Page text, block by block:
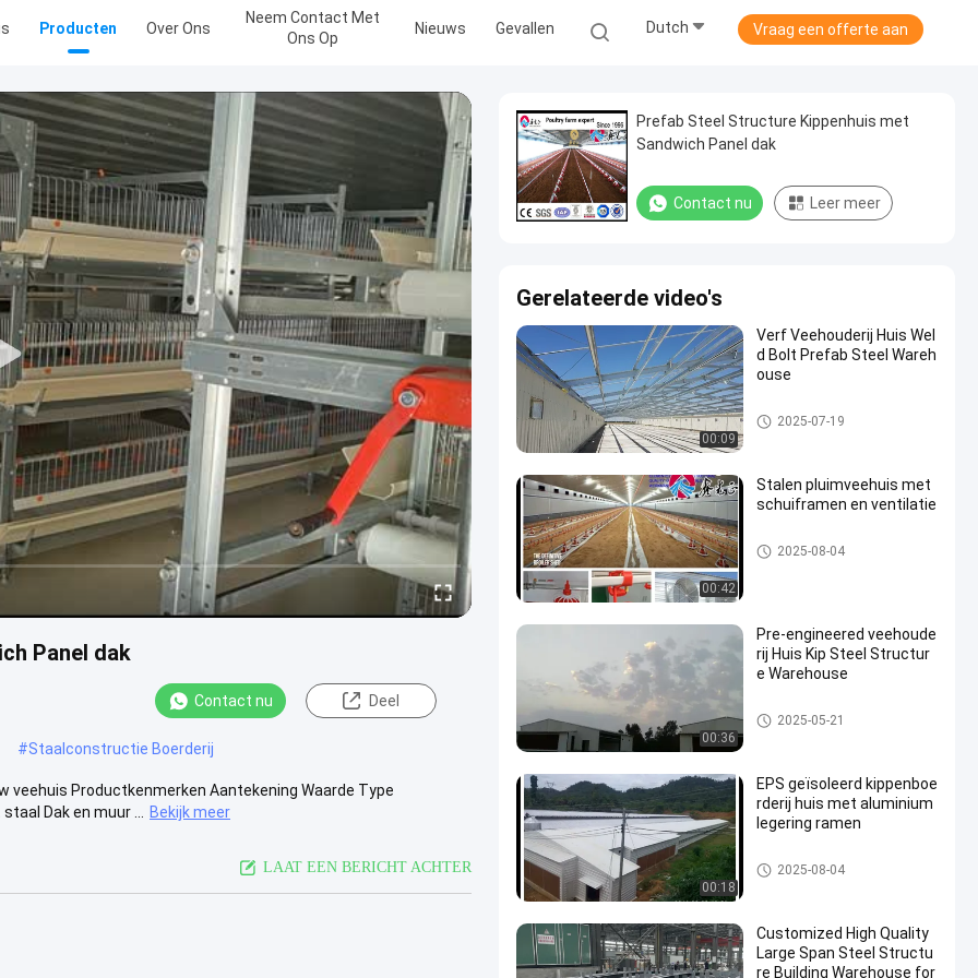
Producten Over Ons
Neem Contact Met
Ons Op
Nieuws Gevallen Dutch Vraag een offerte aan
Panel dak
Contact nu Deel
#Staalconstructie Boerderij
Productkenmerken Aantekening Waarde Type
Dak en muur ...
Bekijk meer
LAAT EEN BERICHT ACHTER
Prefab Steel Structure Kippenhuis met
Sandwich Panel dak
Contact nu Leer meer
Gerelateerde video's
00:09
Verf Veehouderij Huis Wel
d Bolt Prefab Steel Wareh
ouse
Huis voor veehouderij
2025-07-19
00:42
Stalen pluimveehuis met
schuiframen en ventilatie
Huis voor veehouderij
2025-08-04
00:36
Pre-engineered veehoude
rij Huis Kip Steel Structur
e Warehouse
Huis voor veehouderij
2025-05-21
00:18
EPS geïsoleerd kippenboe
rderij huis met aluminium
legering ramen
Huis voor veehouderij
2025-08-04
Customized High Quality
Large Span Steel Structu
re Building Warehouse for